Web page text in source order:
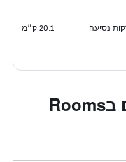
20.1 ק״מ
שאלות נפוצות למזמינים בRooms